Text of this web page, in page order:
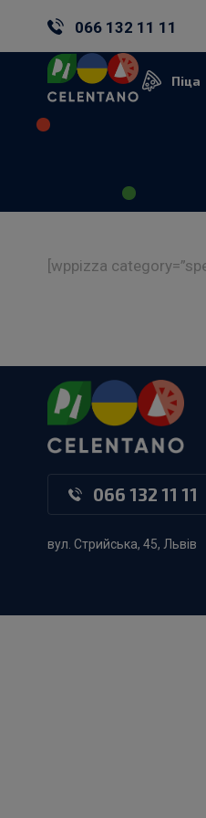
066 132 11 11
Піца
[wppizza
066 132 11 11
вул. Стрийська, 45, Львів